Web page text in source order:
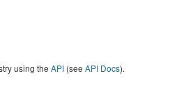
using the API (see API Docs).